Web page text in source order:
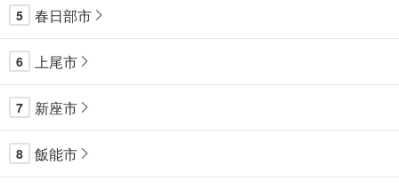
5 春日部市
6 上尾市
7 新座市
8 飯能市